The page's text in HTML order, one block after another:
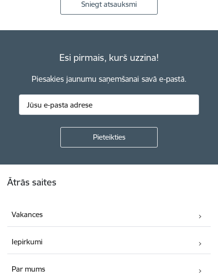
Sniegt atsauksmi
Esi pirmais, kurš uzzina!
Piesakies jaunumu saņemšanai savā e-pastā.
Ātrās saites
Vakances
Iepirkumi
Par mums